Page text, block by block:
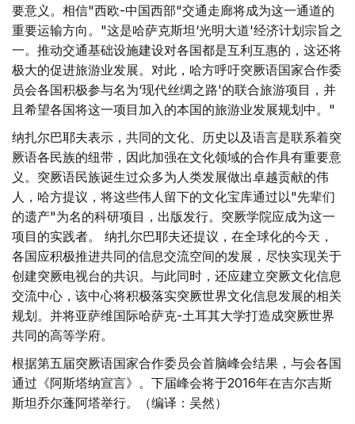
要意义。相信"西欧-中国西部"交通走廊将成为这一通道的
重要运输方向。"这是哈萨克斯坦‘光明大道'经济计划宗旨之
一。推动交通基础设施建设对各国都是互利互惠的，这还将
极大的促进旅游业发展。对此，哈方呼吁突厥语国家合作委
员会各国积极参与名为‘现代丝绸之路'的联合旅游项目，并
且希望各国将这一项目加入的本国的旅游业发展规划中。"
纳扎尔巴耶夫表示，共同的文化、历史以及语言是联系着突
厥语各民族的纽带，因此加强在文化领域的合作具有重要意
义。突厥语民族诞生过众多为人类发展做出卓越贡献的伟
人，哈方提议，将这些伟人留下的文化宝库通过以"先辈们
的遗产"为名的科研项目，出版发行。突厥学院应成为这一
项目的实践者。 纳扎尔巴耶夫还提议，在全球化的今天，
各国应积极推进共同的信息交流空间的发展，尽快实现关于
创建突厥电视台的共识。与此同时，还应建立突厥文化信息
交流中心，该中心将积极落实突厥世界文化信息发展的相关
规划。并将亚萨维国际哈萨克-土耳其大学打造成突厥世界
共同的高等学府。
根据第五届突厥语国家合作委员会首脑峰会结果，与会各国
通过《阿斯塔纳宣言》。下届峰会将于2016年在吉尔吉斯
斯坦乔尔蓬阿塔举行。（编译：吴然）